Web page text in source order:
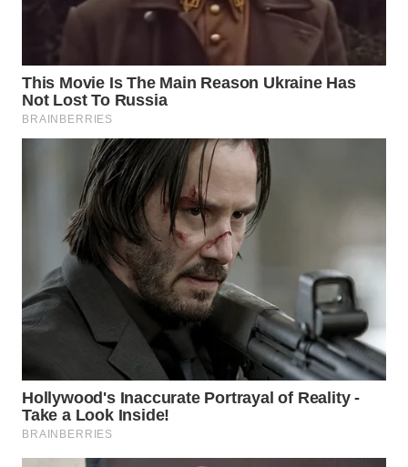
WAHANA
ADVOKAT
WAHANA
INFRASTRUKTUR
WAHANA
KONSUMEN
WAHANA
LISTRIK
TRAVEL
WAHANA